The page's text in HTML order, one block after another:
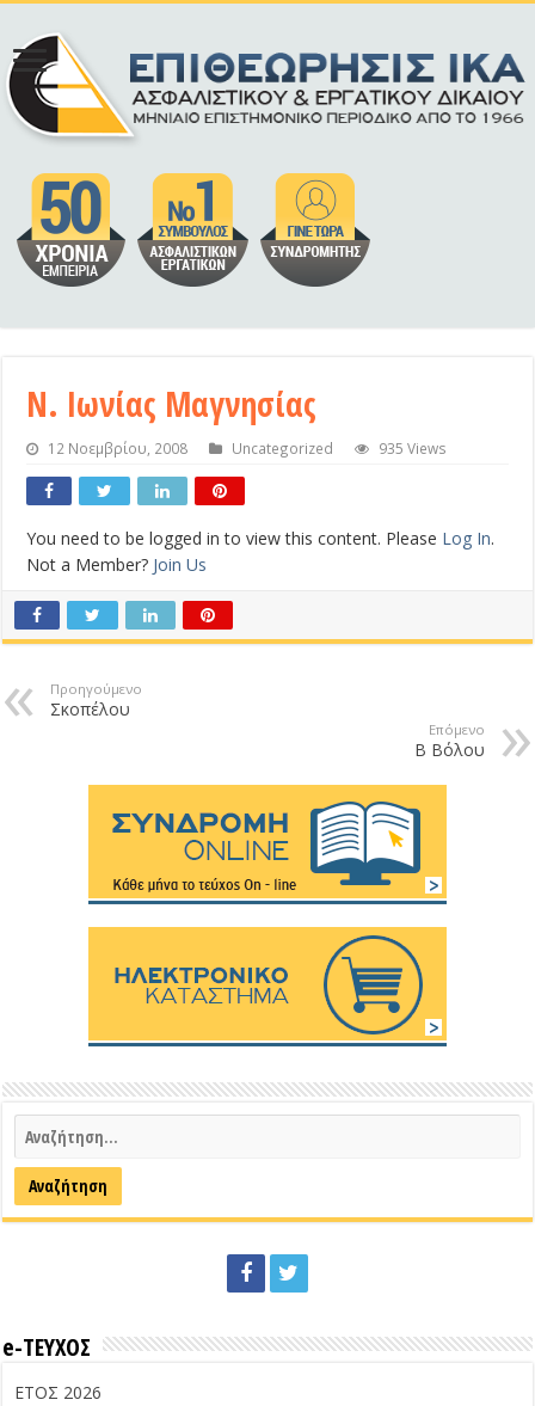
Ν. Ιωνίας Μαγνησίας
12 Νοεμβρίου, 2008 Uncategorized 935 Views
You need to be logged in to view this content. Please Log In.
Not a Member? Join Us
Προηγούμενο
Σκοπέλου
Επόμενο
Β Βόλου
e-ΤΕΥΧΟΣ
ΕΤΟΣ 2026